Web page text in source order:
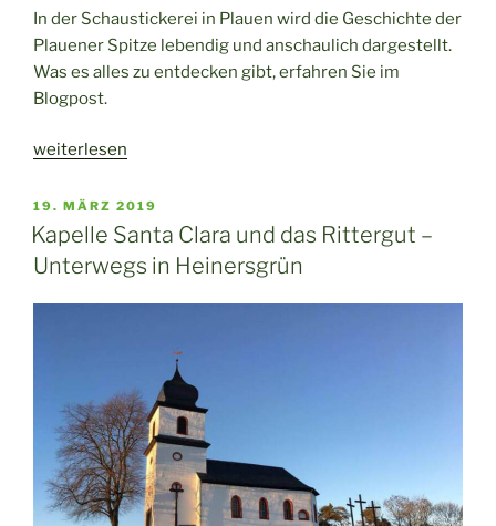
In der Schaustickerei in Plauen wird die Geschichte der
Plauener Spitze lebendig und anschaulich dargestellt.
Was es alles zu entdecken gibt, erfahren Sie im
Blogpost.
„Lebendige
in
der
Schaustickerei
Plauen“
weiterlesen
VERÖFFENTLICHT
AM
19. MÄRZ 2019
Kapelle Santa Clara und das Rittergut –
Unterwegs in Heinersgrün